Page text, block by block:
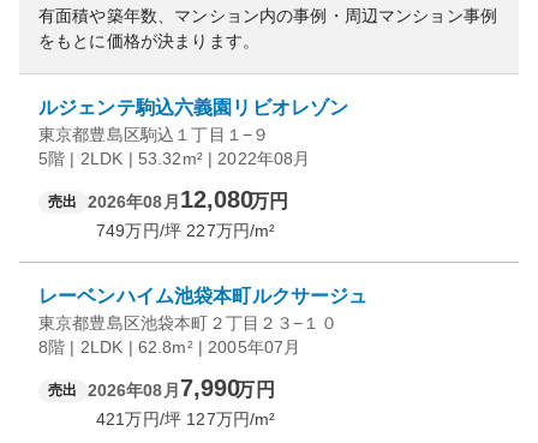
有面積や築年数、マンション内の事例・周辺マンション事例
をもとに価格が決まります。
ルジェンテ駒込六義園リビオレゾン
東京都豊島区駒込１丁目１−９
5階 | 2LDK | 53.32m² | 2022年08月
売出 2026年08月 12,080万円
749万円/坪 227万円/m²
レーベンハイム池袋本町ルクサージュ
東京都豊島区池袋本町２丁目２３−１０
8階 | 2LDK | 62.8m² | 2005年07月
売出 2026年08月 7,990万円
421万円/坪 127万円/m²